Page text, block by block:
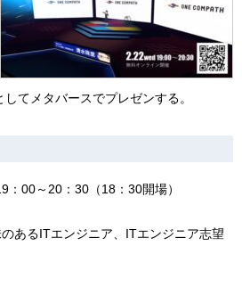
てメタバースでプレゼンする。
00～20：30（18：30開場）
あるITエンジニア、ITエンジニア志望